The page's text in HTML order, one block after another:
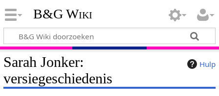
B&G Wiki
Hulp
Sarah Jonker:
versiegeschiedenis